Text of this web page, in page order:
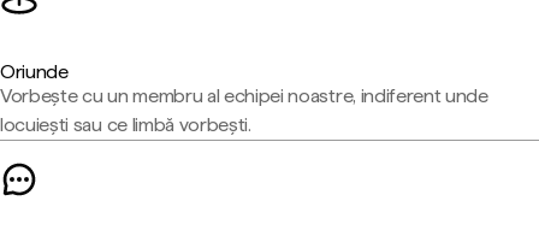
Oriunde
Vorbește cu un membru al echipei noastre, indiferent unde
locuiești sau ce limbă vorbești.